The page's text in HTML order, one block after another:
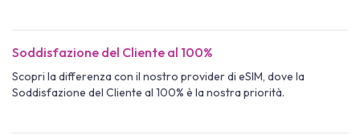
Soddisfazione del Cliente al 100%
Scopri la differenza con il nostro provider di eSIM, dove la
Soddisfazione del Cliente al 100% è la nostra priorità.